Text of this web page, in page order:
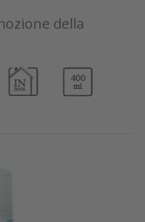
della